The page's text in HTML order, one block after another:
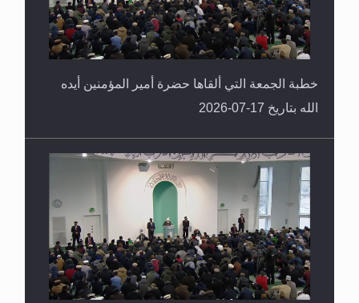
خطبة الجمعة التي ألقاها حضرة أمير المؤمنين أيده
الله بتاريخ 17-07-2026